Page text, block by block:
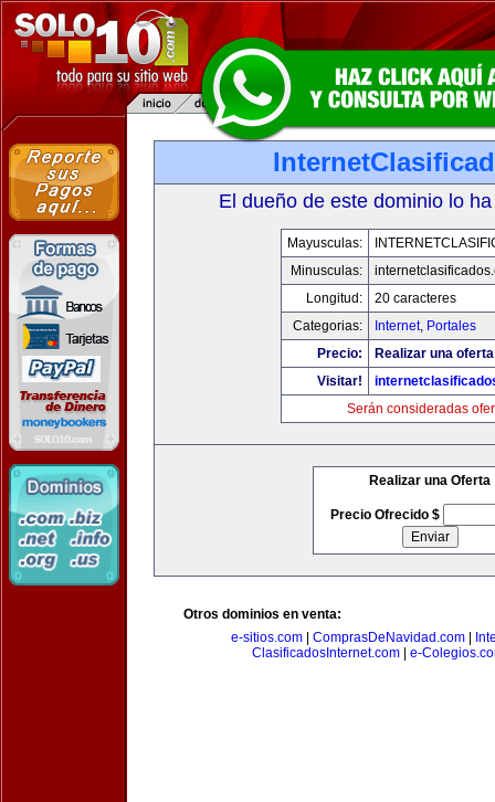
El dueño de este dominio lo
Mayusculas:
Minusculas:
Longitud:
20 caracteres
Categorias:
Internet, Portales
Precio:
Realizar una
Visitar!
Serán consideradas
Realizar una Oferta
Precio Ofrecido $
Otros dominios en venta:
e-sitios.com| ComprasDeNavidad.com|
ClasificadosInternet.com| e-